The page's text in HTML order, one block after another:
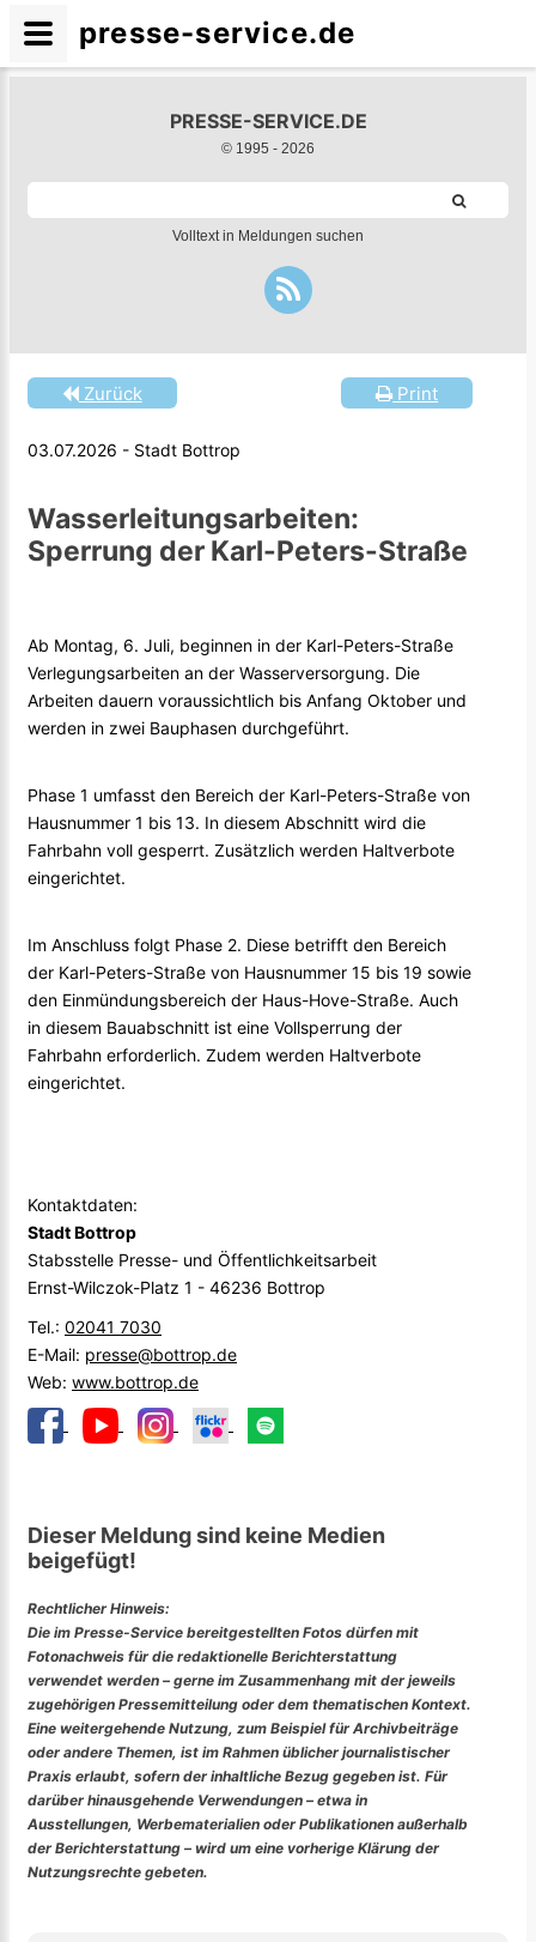
PRESSE-SERVICE.DE
© 1995 - 2026
Volltext in Meldungen suchen
Print
Zurück
03.07.2026 - Stadt Bottrop
Wasserleitungsarbeiten:
Sperrung der Karl-Peters-Straße
Ab Montag, 6. Juli, beginnen in der Karl-Peters-Straße
Verlegungsarbeiten an der Wasserversorgung. Die
Arbeiten dauern voraussichtlich bis Anfang Oktober und
werden in zwei Bauphasen durchgeführt.
Phase 1 umfasst den Bereich der Karl-Peters-Straße von
Hausnummer 1 bis 13. In diesem Abschnitt wird die
Fahrbahn voll gesperrt. Zusätzlich werden Haltverbote
eingerichtet.
Im Anschluss folgt Phase 2. Diese betrifft den Bereich
der Karl-Peters-Straße von Hausnummer 15 bis 19 sowie
den Einmündungsbereich der Haus-Hove-Straße. Auch
in diesem Bauabschnitt ist eine Vollsperrung der
Fahrbahn erforderlich. Zudem werden Haltverbote
eingerichtet.
Kontaktdaten:
Stadt Bottrop
Stabsstelle Presse- und Öffentlichkeitsarbeit
Ernst-Wilczok-Platz 1 - 46236 Bottrop
Tel.: 02041 7030
E-Mail: presse@bottrop.de
Web: www.bottrop.de
Dieser Meldung sind keine Medien
beigefügt!
Rechtlicher Hinweis:
Die im Presse-Service bereitgestellten Fotos dürfen mit
Fotonachweis für die redaktionelle Berichterstattung
verwendet werden – gerne im Zusammenhang mit der jeweils
zugehörigen Pressemitteilung oder dem thematischen Kontext.
Eine weitergehende Nutzung, zum Beispiel für Archivbeiträge
oder andere Themen, ist im Rahmen üblicher journalistischer
Praxis erlaubt, sofern der inhaltliche Bezug gegeben ist. Für
darüber hinausgehende Verwendungen – etwa in
Ausstellungen, Werbematerialien oder Publikationen außerhalb
der Berichterstattung – wird um eine vorherige Klärung der
Nutzungsrechte gebeten.
presse-service.de